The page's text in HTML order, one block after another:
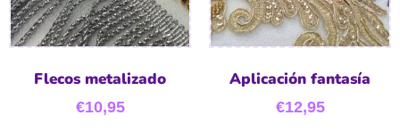
Flecos metalizado
€10,95
Aplicación fantasía
€12,95